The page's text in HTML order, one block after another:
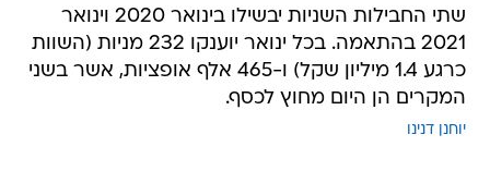
שתי החבילות השניות יבשילו בינואר 2020 וינואר
2021 בהתאמה. בכל ינואר יוענקו 232 מניות (השוות
כרגע 1.4 מיליון שקל) ו-465 אלף אופציות, אשר בשני
המקרים הן היום מחוץ לכסף.
יוחנן דנינו